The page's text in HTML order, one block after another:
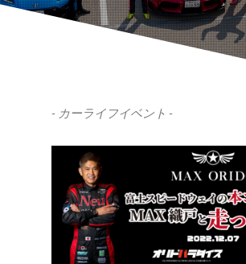
- カーライフイベント -